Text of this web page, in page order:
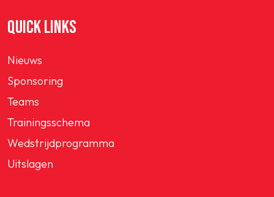
QUICK LINKS
Nieuws
Sponsoring
Teams
Trainingsschema
Wedstrijdprogramma
Uitslagen